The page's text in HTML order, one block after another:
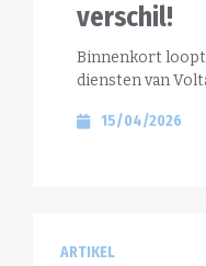
verschil!
Binnenkort loopt
diensten van
15/04/2026
ARTIKEL